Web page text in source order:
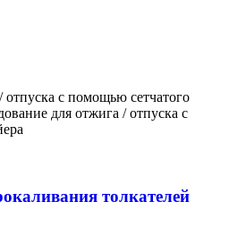
с помощью сетчатого
для отжига / отпуска с
толкателей